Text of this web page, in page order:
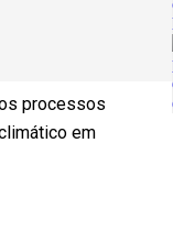
processos
em